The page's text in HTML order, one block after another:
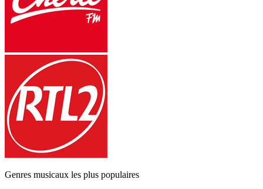
Genres musicaux les plus populaires